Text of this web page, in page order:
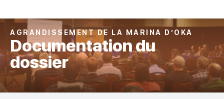
AGRANDISSEMENT DE LA MARINA D’OKA
Documentation du
dossier